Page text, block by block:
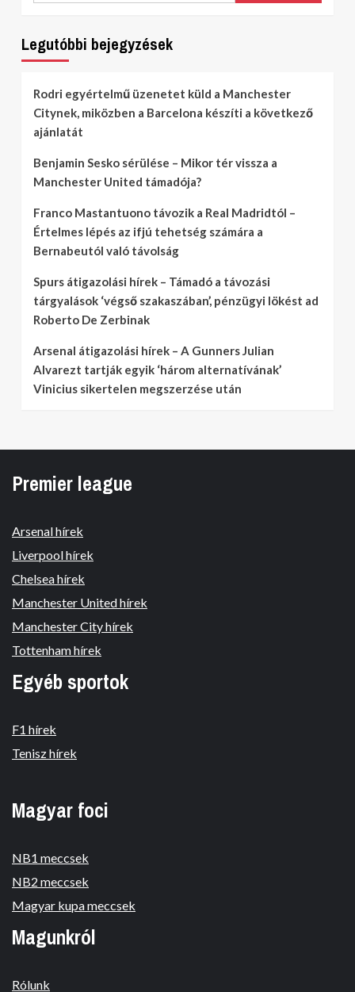
Legutóbbi bejegyzések
Rodri egyértelmű üzenetet küld a Manchester
Citynek, miközben a Barcelona készíti a következő
ajánlatát
Benjamin Sesko sérülése – Mikor tér vissza a
Manchester United támadója?
Franco Mastantuono távozik a Real Madridtól –
Értelmes lépés az ifjú tehetség számára a
Bernabeutól való távolság
Spurs átigazolási hírek – Támadó a távozási
tárgyalások ‘végső szakaszában’, pénzügyi lökést ad
Roberto De Zerbinak
Arsenal átigazolási hírek – A Gunners Julian
Alvarezt tartják egyik ‘három alternatívának’
Vinicius sikertelen megszerzése után
Premier league
Arsenal hírek
Liverpool hírek
Chelsea hírek
Manchester United hírek
Manchester City hírek
Tottenham hírek
Egyéb sportok
F1 hírek
Tenisz hírek
Magyar foci
NB1 meccsek
NB2 meccsek
Magyar kupa meccsek
Magunkról
Rólunk